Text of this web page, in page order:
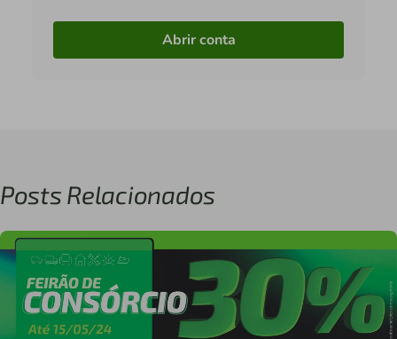
Abrir conta
Posts Relacionados